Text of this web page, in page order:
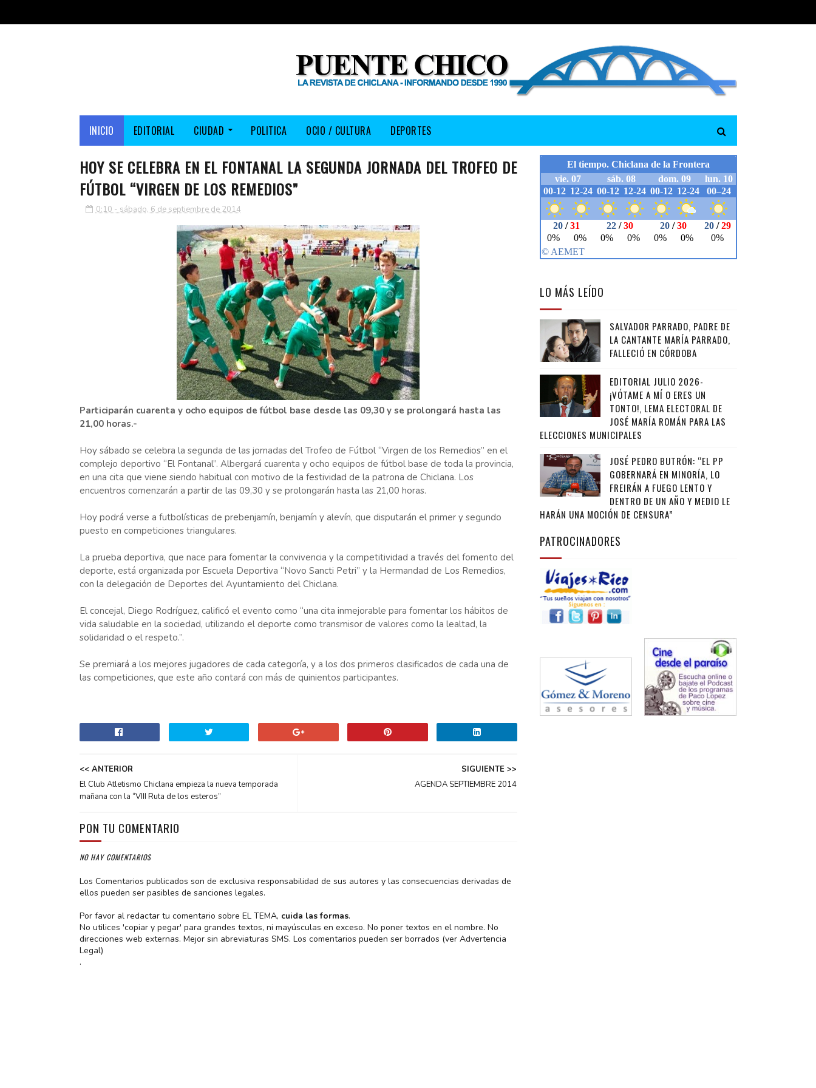
INICIO EDITORIAL CIUDAD POLITICA OCIO / CULTURA DEPORTES
HOY SE CELEBRA EN EL FONTANAL LA SEGUNDA JORNADA DEL TROFEO DE
FÚTBOL “VIRGEN DE LOS REMEDIOS”
0:10 - sábado, 6 de septiembre de 2014
Participarán cuarenta y ocho equipos de fútbol base desde las 09,30 y se prolongará hasta las
21,00 horas.-
Hoy sábado se celebra la segunda de las jornadas del Trofeo de Fútbol “Virgen de los Remedios” en el
complejo deportivo “El Fontanal”. Albergará cuarenta y ocho equipos de fútbol base de toda la provincia,
en una cita que viene siendo habitual con motivo de la festividad de la patrona de Chiclana. Los
encuentros comenzarán a partir de las 09,30 y se prolongarán hasta las 21,00 horas.
Hoy podrá verse a futbolísticas de prebenjamín, benjamín y alevín, que disputarán el primer y segundo
puesto en competiciones triangulares.
La prueba deportiva, que nace para fomentar la convivencia y la competitividad a través del fomento del
deporte, está organizada por Escuela Deportiva “Novo Sancti Petri” y la Hermandad de Los Remedios,
con la delegación de Deportes del Ayuntamiento del Chiclana.
El concejal, Diego Rodríguez, calificó el evento como “una cita inmejorable para fomentar los hábitos de
vida saludable en la sociedad, utilizando el deporte como transmisor de valores como la lealtad, la
solidaridad o el respeto.”.
Se premiará a los mejores jugadores de cada categoría, y a los dos primeros clasificados de cada una de
las competiciones, que este año contará con más de quinientos participantes.
SIGUIENTE >>
AGENDA SEPTIEMBRE 2014
<< ANTERIOR
El Club Atletismo Chiclana empieza la nueva temporada
mañana con la “VIII Ruta de los esteros”
PON TU COMENTARIO
NO HAY COMENTARIOS
Los Comentarios publicados son de exclusiva responsabilidad de sus autores y las consecuencias derivadas de
ellos pueden ser pasibles de sanciones legales.
Por favor al redactar tu comentario sobre EL TEMA, cuida las formas.
No utilices 'copiar y pegar' para grandes textos, ni mayúsculas en exceso. No poner textos en el nombre. No
direcciones web externas. Mejor sin abreviaturas SMS. Los comentarios pueden ser borrados (ver Advertencia
Legal)
.
LO MÁS LEÍDO
SALVADOR PARRADO, PADRE DE
LA CANTANTE MARÍA PARRADO,
FALLECIÓ EN CÓRDOBA
EDITORIAL JULIO 2026-
¡VÓTAME A MÍ O ERES UN
TONTO!, LEMA ELECTORAL DE
JOSÉ MARÍA ROMÁN PARA LAS
ELECCIONES MUNICIPALES
JOSÉ PEDRO BUTRÓN: “EL PP
GOBERNARÁ EN MINORÍA, LO
FREIRÁN A FUEGO LENTO Y
DENTRO DE UN AÑO Y MEDIO LE
HARÁN UNA MOCIÓN DE CENSURA”
PATROCINADORES